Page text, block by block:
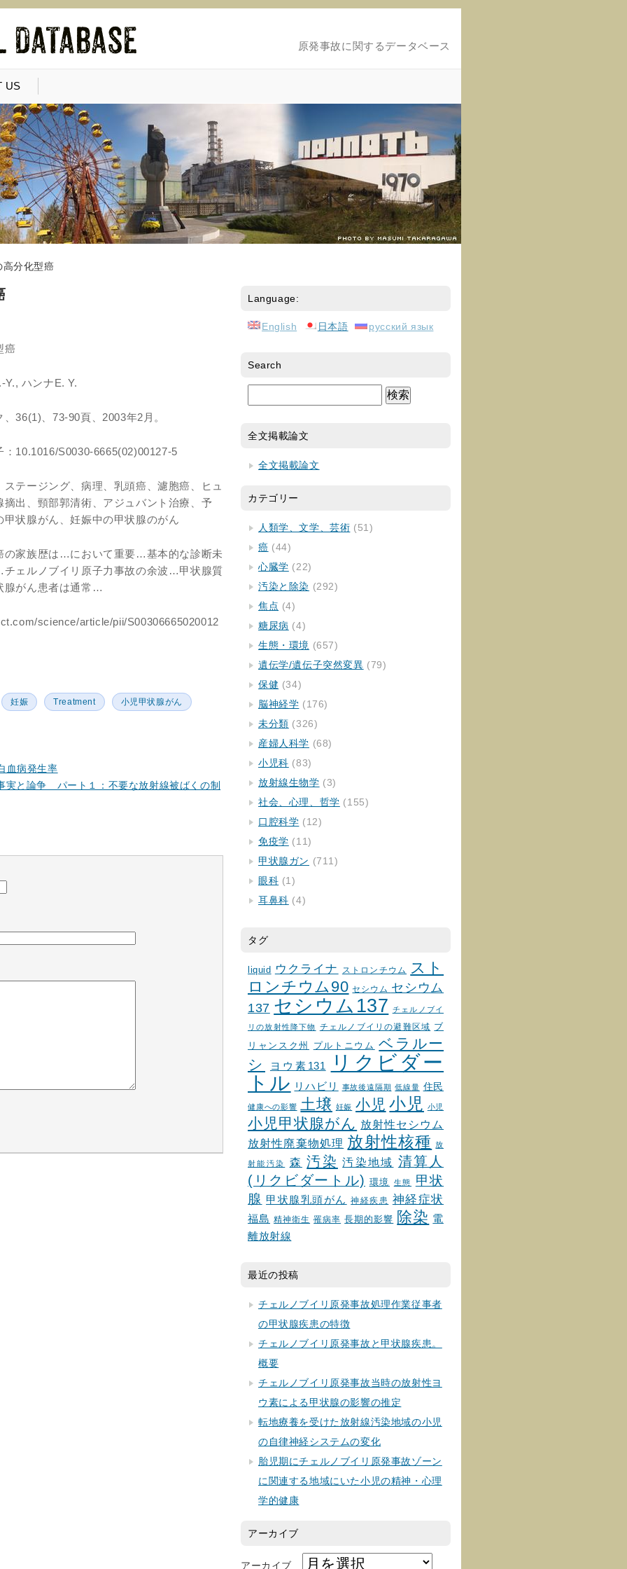
原発事故に関するデータベース
US
高分化型癌
癌
Y., ハンナE. Y.
36(1)、73-90頁、2003年2月。
10.1016/S0030-6665(02)00127-5
テージング、病理、乳頭癌、濾胞癌、ヒュ
出、頸部郭清術、アジュバント治療、予
状腺がん、妊娠中の甲状腺のがん
家族歴は…において重要…基本的な診断未
ェルノブイリ原子力事故の余波…甲状腺質
がん患者は通常…
science/article/pii/S00306665020012
妊娠 Treatment 小児甲状腺がん
血病発生率
実と論争 パート１：不要な放射線被ばくの制
Language:
English 日本語 русский язык
Search
全文掲載論文
全文掲載論文
カテゴリー
人類学、文学、芸術 (51)
癌 (44)
心臓学 (22)
汚染と除染 (292)
焦点 (4)
糖尿病 (4)
生態・環境 (657)
遺伝学/遺伝子突然変異 (79)
保健 (34)
脳神経学 (176)
未分類 (326)
産婦人科学 (68)
小児科 (83)
放射線生物学 (3)
社会、心理、哲学 (155)
口腔科学 (12)
免疫学 (11)
甲状腺ガン (711)
眼科 (1)
耳鼻科 (4)
タグ
liquid ウクライナ ストロンチウム
スト
ロンチウム90 セシウム セシウム
137 セシウム137 チェルノブイ
リの放射性降下物 チェルノブイリの避難区域 ブ
リャンスク州
プルトニウム ベラルー
シ
ヨウ素131
リクビダー
トル リハビリ 事故後遠隔期 低線量 住民
健康への影響 土壌 妊娠 小児 小児 小児
小児甲状腺がん 放射性セシウム
放射性廃棄物処理 放射性核種 放
射能汚染 森 汚染 汚染地域 清算人
(リクビダートル) 環境 生態
甲状
腺 甲状腺乳頭がん 神経疾患 神経症状
福島 精神衛生 罹病率 長期的影響 除染 電
離放射線
最近の投稿
チェルノブイリ原発事故処理作業従事者
の甲状腺疾患の特徴
チェルノブイリ原発事故と甲状腺疾患。
概要
チェルノブイリ原発事故当時の放射性ヨ
ウ素による甲状腺の影響の推定
転地療養を受けた放射線汚染地域の小児
の自律神経システムの変化
胎児期にチェルノブイリ原発事故ゾーン
に関連する地域にいた小児の精神・心理
学的健康
アーカイブ
アーカイブ